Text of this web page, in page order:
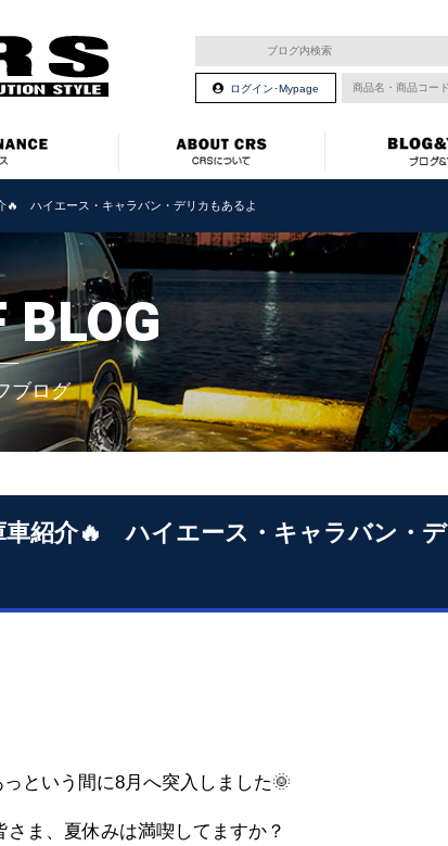
ログイン･Mypage
ハイエース・キャラバン・デリカもあるよ
BLOG
ブログ
紹介🔥 ハイエース・キャラバン・
っという間に8月へ突入しました🌞
さま、夏休みは満喫してますか？